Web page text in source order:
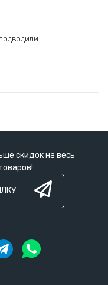
скидок на весь